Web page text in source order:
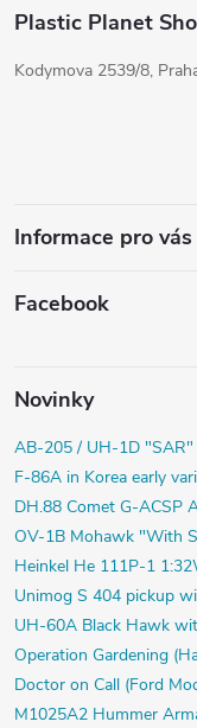
Plastic Planet
Kodymova 2539/8,
Informace pro vás
Facebook
Novinky
AB-205 / UH-1D "SAR"
F-86A in Korea early
DH.88 Comet G-ACSP
OV-1B Mohawk "With
Heinkel He 111P-1 1:32
Unimog S 404 pickup
UH-60A Black Hawk
Operation Gardening
Doctor on Call (Ford
M1025A2 Hummer